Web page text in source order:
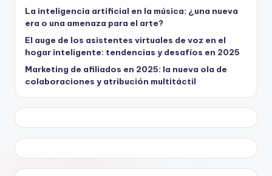
La inteligencia artificial en la música: ¿una nueva
era o una amenaza para el arte?
El auge de los asistentes virtuales de voz en el
hogar inteligente: tendencias y desafíos en 2025
Marketing de afiliados en 2025: la nueva ola de
colaboraciones y atribución multitáctil